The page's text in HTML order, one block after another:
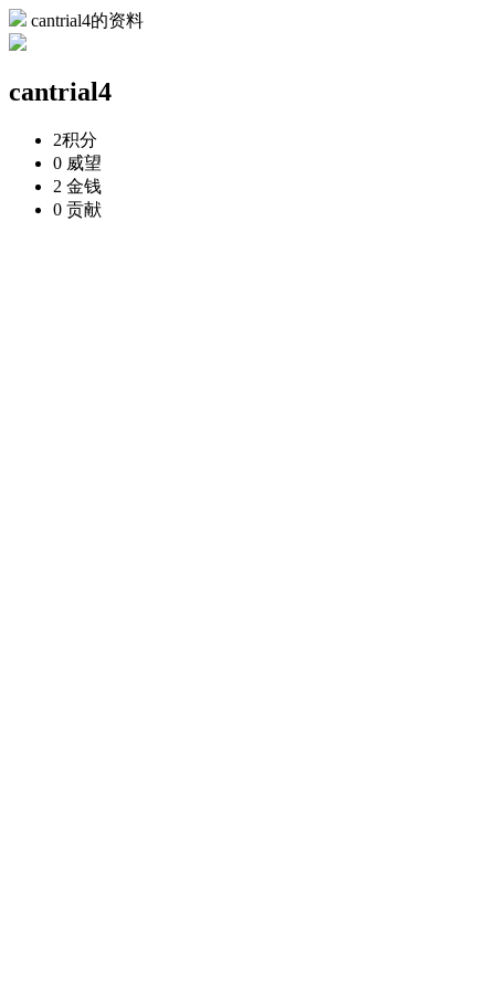
cantrial4的资料
cantrial4
2积分
0 威望
2 金钱
0 贡献